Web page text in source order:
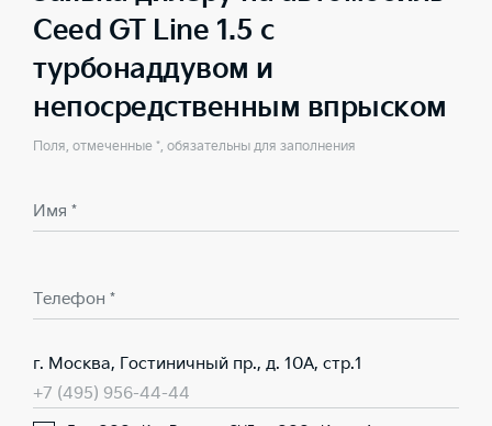
Ceed GT Line 1.5 с
турбонаддувом и
непосредственным впрыском
Поля, отмеченные *, обязательны для заполнения
Имя *
Телефон *
г. Москва, Гостиничный пр., д. 10А, стр.1
+7 (495) 956-44-44